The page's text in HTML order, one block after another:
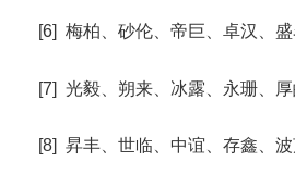
[6] 梅柏、砂伦、帝巨、卓汉、
[7] 光毅、朔来、冰露、永珊、
[8] 昇丰、世临、中谊、存鑫、